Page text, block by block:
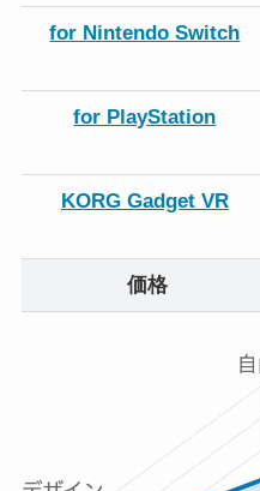
for Nintendo Switch
for PlayStation
KORG Gadget VR
価格